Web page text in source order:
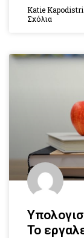
Katie
Σχόλια
Το